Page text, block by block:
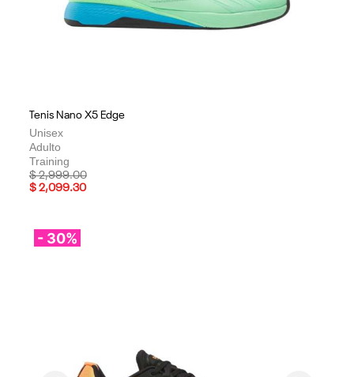
Tenis Nano X5 Edge
Unisex
Adulto
Training
Price reduced from
$ 2,999.00to
$ 2,099.30
- 30%